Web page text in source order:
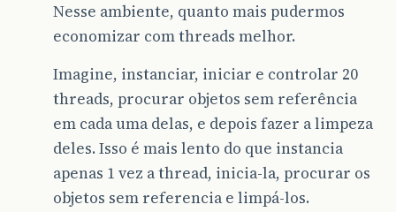
Nesse ambiente, quanto mais pudermos
economizar com threads melhor.
Imagine, instanciar, iniciar e controlar 20
threads, procurar objetos sem referência
em cada uma delas, e depois fazer a limpeza
deles. Isso é mais lento do que instancia
apenas 1 vez a thread, inicia-la, procurar os
objetos sem referencia e limpá-los.